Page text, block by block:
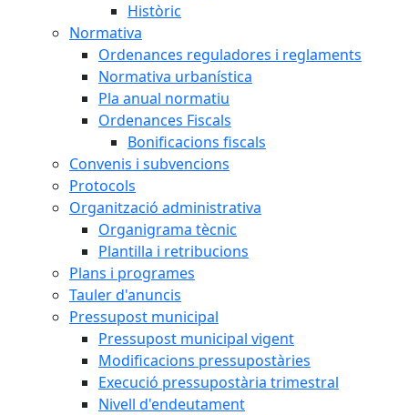
Històric
Normativa
Ordenances reguladores i reglaments
Normativa urbanística
Pla anual normatiu
Ordenances Fiscals
Bonificacions fiscals
Convenis i subvencions
Protocols
Organització administrativa
Organigrama tècnic
Plantilla i retribucions
Plans i programes
Tauler d'anuncis
Pressupost municipal
Pressupost municipal vigent
Modificacions pressupostàries
Execució pressupostària trimestral
Nivell d'endeutament